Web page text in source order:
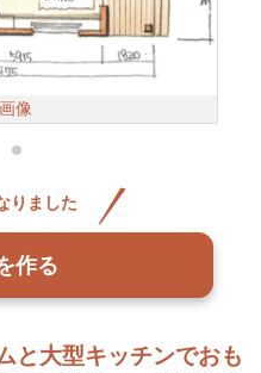
と大型キッチンでおも
像
りました
作る